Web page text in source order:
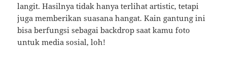
langit. Hasilnya tidak hanya terlihat artistic, tetapi
juga memberikan suasana hangat. Kain gantung ini
bisa berfungsi sebagai backdrop saat kamu foto
untuk media sosial, loh!